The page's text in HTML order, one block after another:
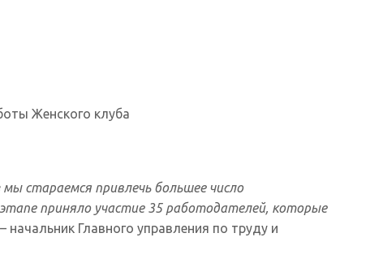
Женского клуба
стараемся привлечь большее число
приняло участие 35 работодателей, которые
начальник Главного управления по труду и